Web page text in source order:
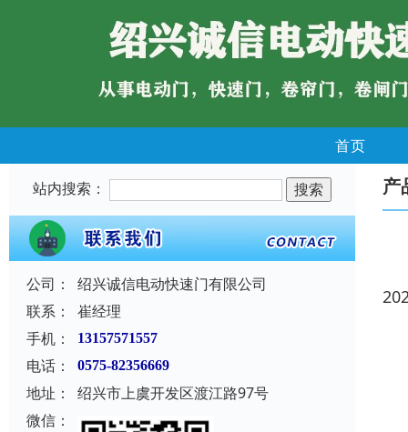
首页
站内搜索：
公司：
绍兴诚信电动快速门有限公司
联系：
崔经理
手机：
13157571557
电话： 0575-82356669
地址：
绍兴市上虞开发区渡江路97号
微信：
产